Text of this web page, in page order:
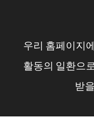
우리 홈페이지
활동의 일환으
받